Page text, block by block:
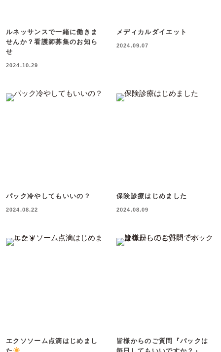
ルネッサンスで一緒に働きま
せんか？看護師募集のお知ら
せ
2024.10.29
メディカルダイエット
2024.09.07
パック冷やしてもいいの？
2024.08.22
保険診療はじめました
2024.08.09
エクソソーム点滴はじめまし
皆様からのご質問『パックは